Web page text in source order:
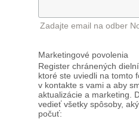
Zadajte email na odber
Marketingové povolenia
Register chránených
ktoré ste uviedli na tomto
v kontakte s vami a aby
aktualizácie a marketing.
vedieť všetky spôsoby,
počuť: